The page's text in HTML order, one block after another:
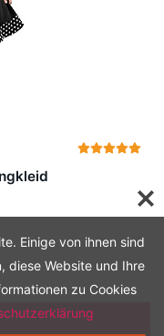
Einige von ihnen sind
diese Website und Ihre
zu Cookies